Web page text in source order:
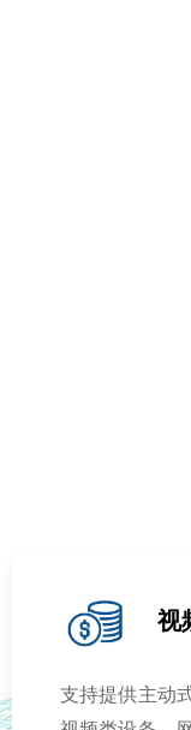
支持提供主动
视